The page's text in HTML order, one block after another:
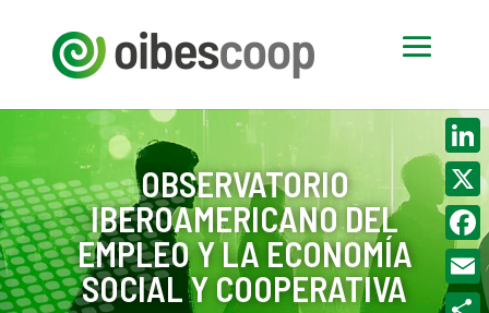
OBSERVATORIO
IBEROAMERICANO DEL
EMPLEO Y LA ECONOMÍA
SOCIAL Y COOPERATIVA
X
Email